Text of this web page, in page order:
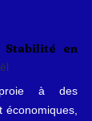
en
à des
économiques,